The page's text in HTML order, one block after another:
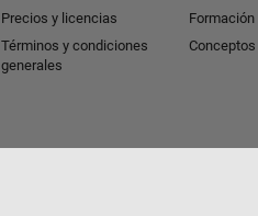
Precios y licencias
Términos y condiciones
generales
Formación